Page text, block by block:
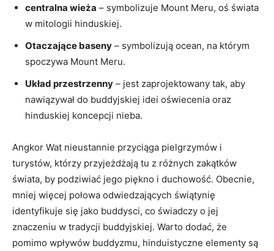
centralna wieża – symbolizuje Mount Meru, oś świata
w mitologii hinduskiej.
Otaczające baseny – symbolizują ocean, na którym
spoczywa Mount Meru.
Układ przestrzenny – jest zaprojektowany tak, aby
nawiązywał do buddyjskiej idei oświecenia oraz
hinduskiej koncepcji nieba.
Angkor Wat nieustannie przyciąga pielgrzymów i
turystów, którzy przyjeżdżają tu z różnych zakątków
świata, by podziwiać jego piękno i duchowość. Obecnie,
mniej więcej połowa odwiedzających świątynię
identyfikuje się jako buddysci, co świadczy o jej
znaczeniu w tradycji buddyjskiej. Warto dodać, że
pomimo wpływów buddyzmu, hinduistyczne elementy są